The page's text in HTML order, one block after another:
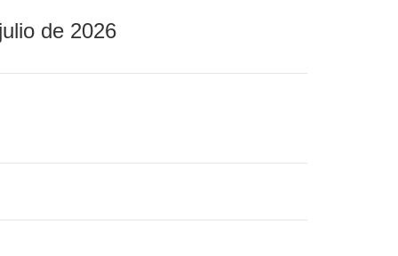
de 2026